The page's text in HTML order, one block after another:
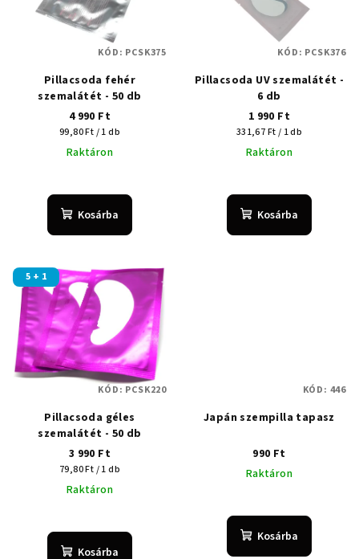
Pillacsoda fehér
szemalátét - 50 db
4 990 Ft
Egységár:
99,80 Ft / 1 db
Raktáron
Kosárba
KÓD: PCSK375
Pillacsoda UV szemalátét -
6 db
1 990 Ft
Egységár:
331,67 Ft / 1 db
Raktáron
Kosárba
KÓD: PCSK376
5 + 1
Pillacsoda géles
szemalátét - 50 db
3 990 Ft
Egységár:
79,80 Ft / 1 db
Raktáron
termék
átlagos
Kosárba
KÓD: PCSK220
Japán szempilla tapasz
990 Ft
Raktáron
Kosárba
KÓD: 446